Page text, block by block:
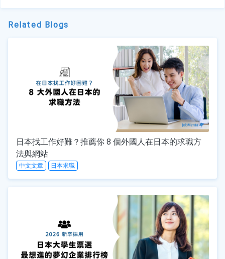
Related Blogs
日本找工作好難？推薦你 8 個外國人在日本的求職方
法與網站
中文文章 日本求職